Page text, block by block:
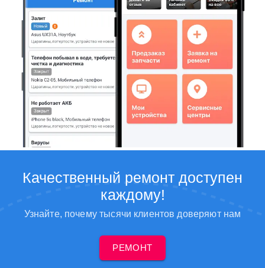
Качественный ремонт доступен
каждому!
Узнайте, почему тысячи клиентов доверяют нам
РЕМОНТ